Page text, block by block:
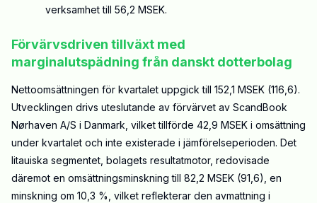
verksamhet till 56,2 MSEK.
Förvärvsdriven tillväxt med
marginalutspädning från danskt dotterbolag
Nettoomsättningen för kvartalet uppgick till 152,1 MSEK (116,6).
Utvecklingen drivs uteslutande av förvärvet av ScandBook
Nørhaven A/S i Danmark, vilket tillförde 42,9 MSEK i omsättning
under kvartalet och inte existerade i jämförelseperioden. Det
litauiska segmentet, bolagets resultatmotor, redovisade
däremot en omsättningsminskning till 82,2 MSEK (91,6), en
minskning om 10,3 %, vilket reflekterar den avmattning i